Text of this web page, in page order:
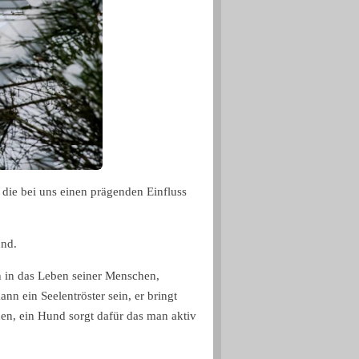
bei uns einen prägenden Einfluss
das Leben seiner Menschen,
ein Seelentröster sein, er bringt
ein Hund sorgt dafür das man aktiv